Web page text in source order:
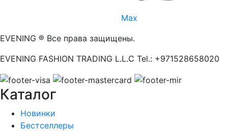
Max
EVENING ® Все права защищены.
EVENING FASHION TRADING L.L.C Tel.: +971528658020
Каталог
Новинки
Бестселлеры